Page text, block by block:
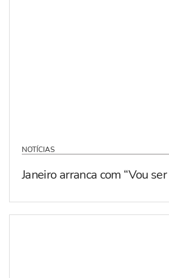
NOTÍCIAS
Janeiro arranca com “Vou